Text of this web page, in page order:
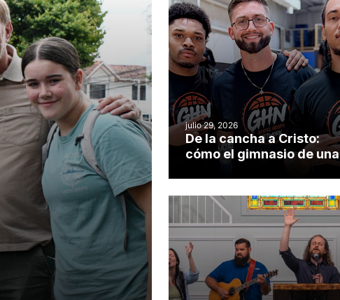
julio 29, 2026
De la cancha a Cristo:
cómo el gimnasio de una
misionero te cuento